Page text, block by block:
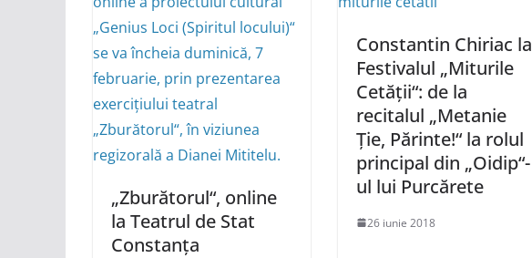
„Zburătorul“, online
la Teatrul de Stat
Constanța
Constantin Chiriac la
Festivalul „Miturile
Cetății“: de la
recitalul „Metanie
Ție, Părinte!“ la rolul
principal din „Oidip“-
ul lui Purcărete
26 iunie 2018